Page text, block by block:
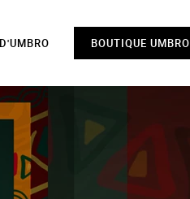
BOUTIQUE UMBRO